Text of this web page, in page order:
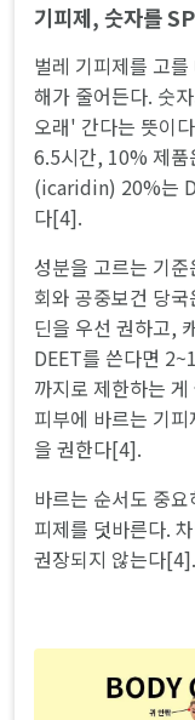
기피제, 숫자를
벌레 기피제를 고
해가 줄어든다. 숫
오래' 간다는 뜻이
6.5시간, 10% 제품
(icaridin) 20%는
다[4].
성분을 고르는 기
회와 공중보건 당
딘을 우선 권하고,
DEET를 쓴다면
까지로 제한하는
피부에 바르는 기
을 권한다[4].
바르는 순서도 중
피제를 덧바른다.
권장되지 않는다[4].